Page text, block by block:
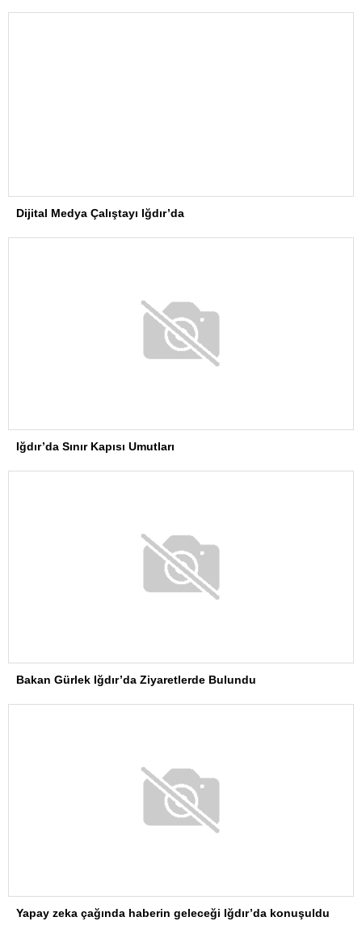
Dijital Medya Çalıştayı Iğdır’da
Iğdır’da Sınır Kapısı Umutları
Bakan Gürlek Iğdır’da Ziyaretlerde Bulundu
Yapay zeka çağında haberin geleceği Iğdır’da konuşuldu